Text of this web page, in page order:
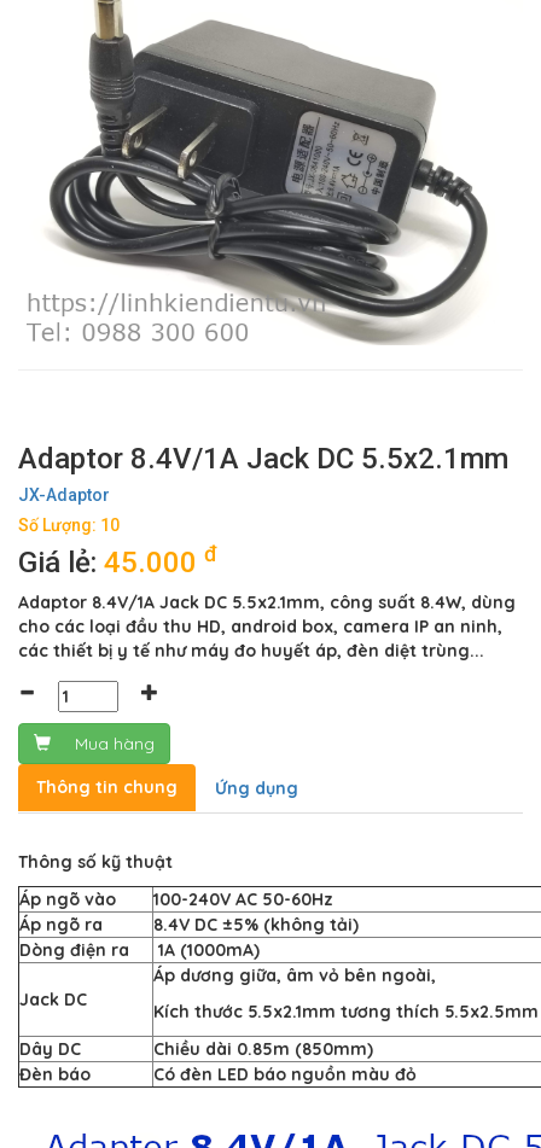
Adaptor 8.4V/1A Jack DC 5.5x2.1mm
JX-Adaptor
Số Lượng: 10
Giá lẻ: 45.000 đ
Adaptor 8.4V/1A Jack DC 5.5x2.1mm, công suất 8.4W, dùng
cho các loại đầu thu HD, android box, camera IP an ninh,
các thiết bị y tế như máy đo huyết áp, đèn diệt trùng...
Mua hàng
Thông tin chung
Ứng dụng
Thông số kỹ thuật
Áp ngõ vào
100-240V AC 50-60Hz
Áp ngõ ra
8.4V DC ±5% (không tải)
Dòng điện ra
1A (1000mA)
Jack DC
Áp dương giữa, âm vỏ bên ngoài,
Kích thước 5.5x2.1mm tương thích 5.5x2.5mm
Dây DC
Chiều dài 0.85m (850mm)
Đèn báo
Có đèn LED báo nguồn màu đỏ